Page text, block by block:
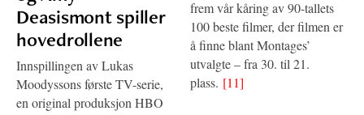
Deasismont spiller
hovedrollene
Innspillingen av Lukas
Moodyssons første TV-serie,
en original produksjon HBO
frem vår kåring av 90-tallets
100 beste filmer, der filmen er
å finne blant Montages’
utvalgte – fra 30. til 21.
plass. [11]